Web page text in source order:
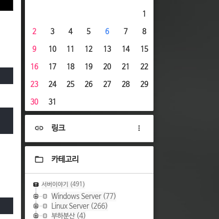
1
2 3 4 5 6 7 8
9 10 11 12 13 14 15
16 17 18 19 20 21 22
23 24 25 26 27 28 29
30 31
링크
카테고리
서버이야기 (491)
Windows Server(77)
Linux Server(266)
부하분산(4)